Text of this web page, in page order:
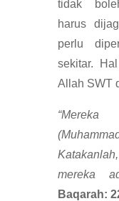
tidak
harus
perlu
sekitar.
Allah SWT
mereka
Baqarah: